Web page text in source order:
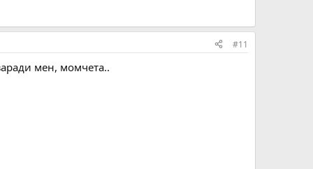
#11
мен, момчета..